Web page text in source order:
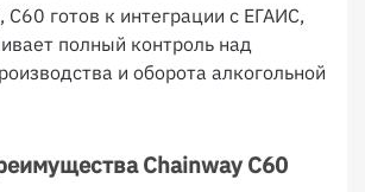
C60 готов к интеграции с ЕГАИС,
полный контроль над
и оборота алкогольной
Chainway C60